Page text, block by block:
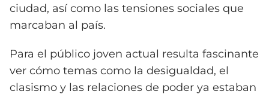
ciudad, así como las tensiones sociales que
marcaban al país.
Para el público joven actual resulta fascinante
ver cómo temas como la desigualdad, el
clasismo y las relaciones de poder ya estaban